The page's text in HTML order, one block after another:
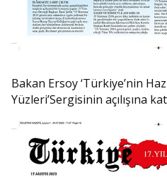
Bakan Ersoy ‘Türkiye’nin
Yüzleri’Sergisinin açılışına